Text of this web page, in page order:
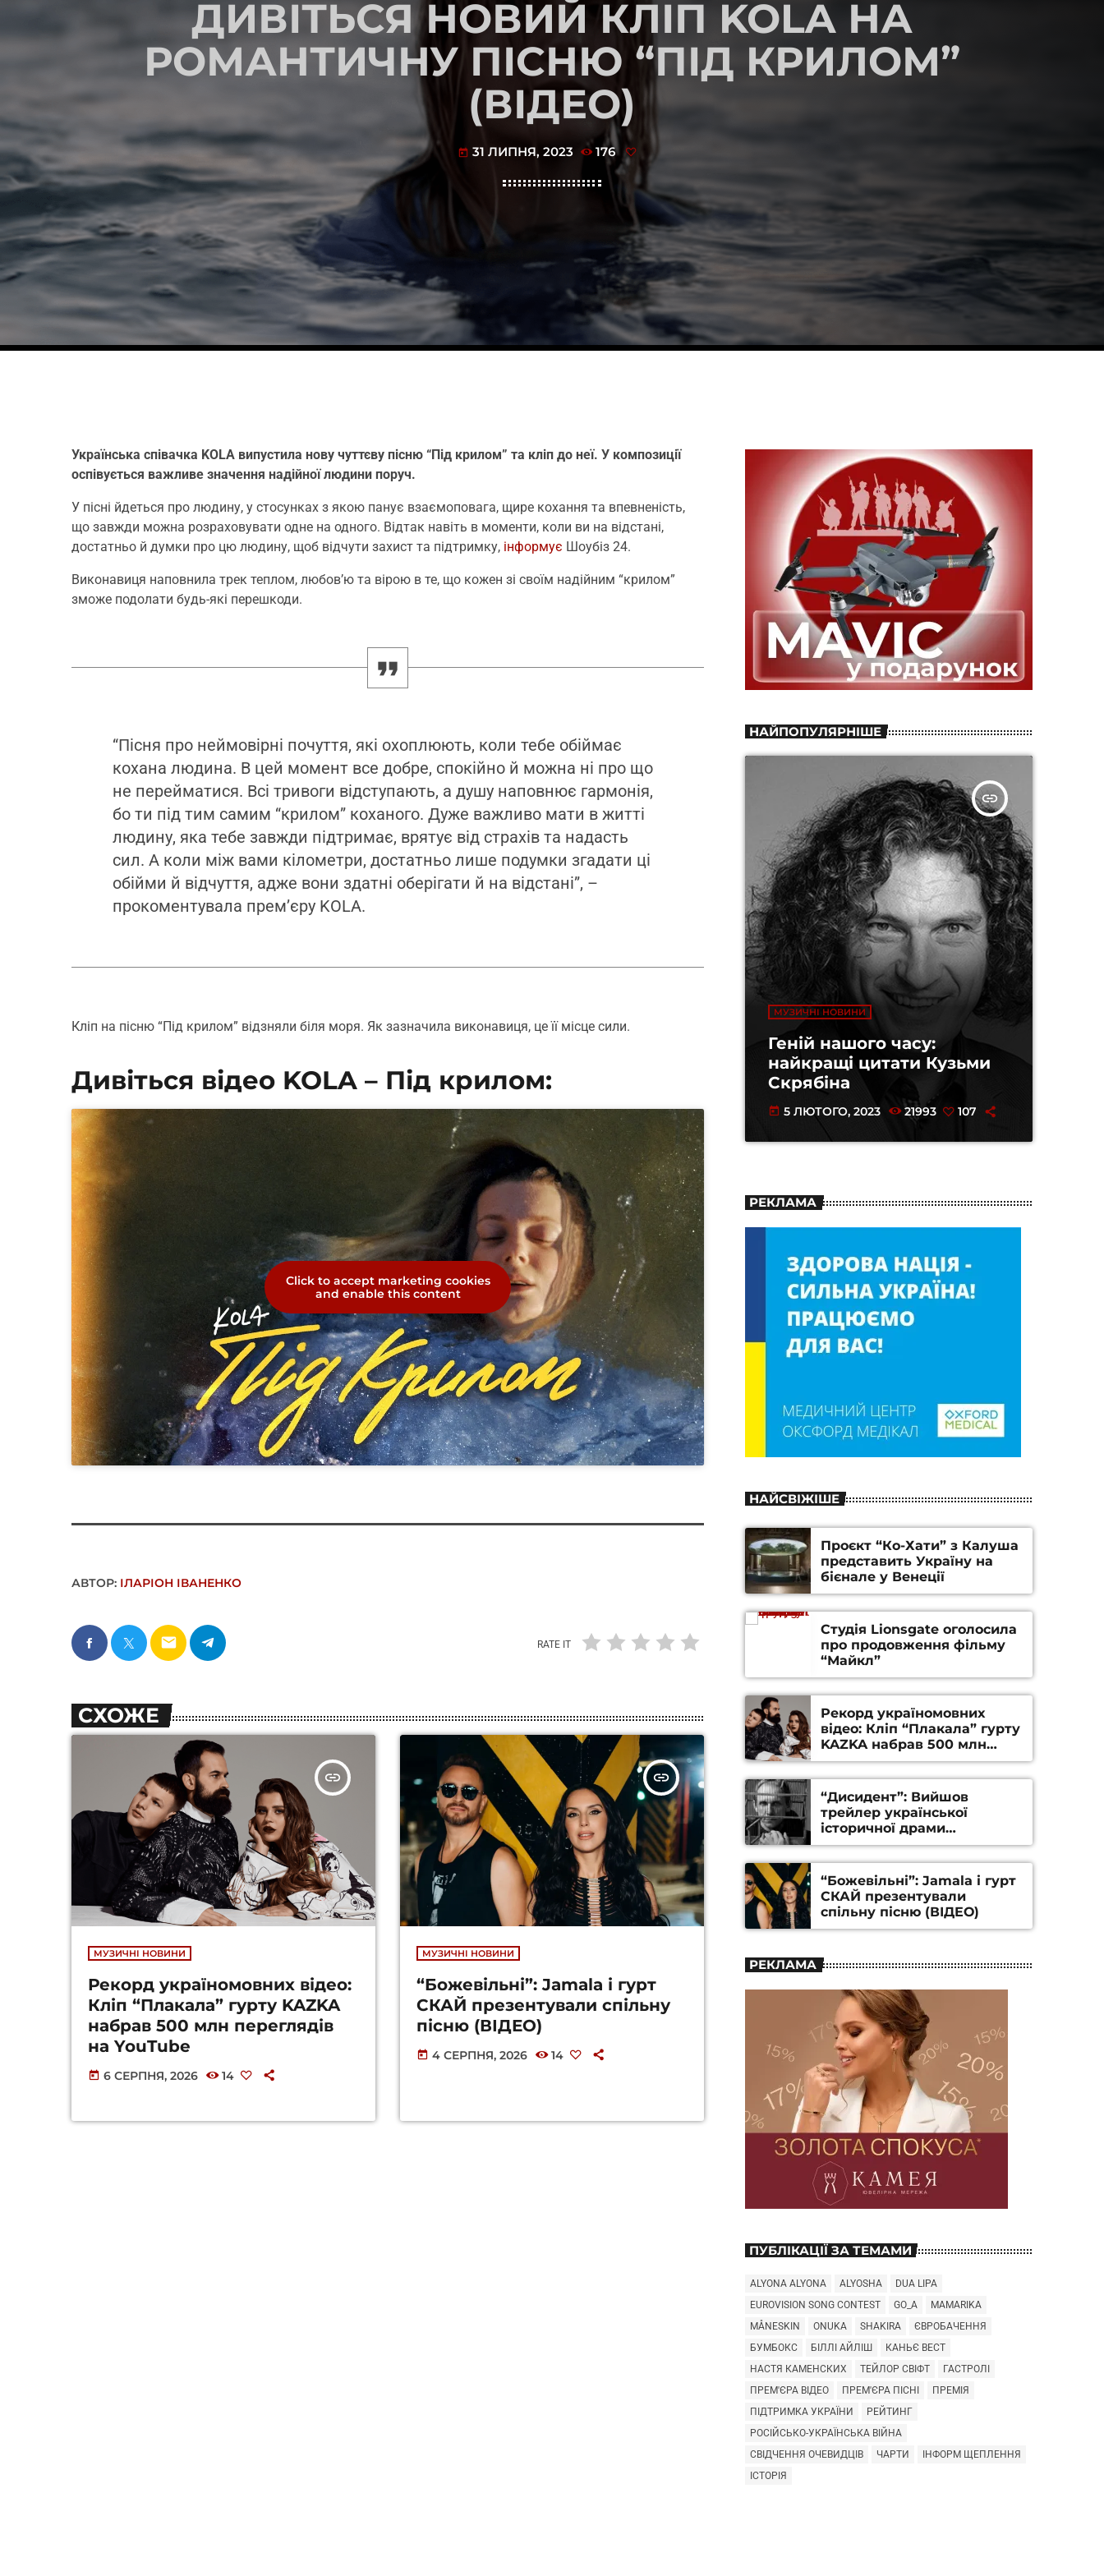
ДИВІТЬСЯ НОВИЙ КЛІП KOLA НА
РОМАНТИЧНУ ПІСНЮ “ПІД КРИЛОМ”
(ВІДЕО)
today 31 ЛИПНЯ, 2023 176
Українська співачка KOLA випустила нову чуттєву пісню “Під крилом” та кліп до неї. У композиції
оспівується важливе значення надійної людини поруч.
У пісні йдеться про людину, у стосунках з якою панує взаємоповага, щире кохання та впевненість,
що завжди можна розраховувати одне на одного. Відтак навіть в моменти, коли ви на відстані,
достатньо й думки про цю людину, щоб відчути захист та підтримку, інформує Шоубіз 24.
Виконавиця наповнила трек теплом, любов’ю та вірою в те, що кожен зі своїм надійним “крилом”
зможе подолати будь-які перешкоди.
“Пісня про неймовірні почуття, які охоплюють, коли тебе обіймає
кохана людина. В цей момент все добре, спокійно й можна ні про що
не перейматися. Всі тривоги відступають, а душу наповнює гармонія,
бо ти під тим самим “крилом” коханого. Дуже важливо мати в житті
людину, яка тебе завжди підтримає, врятує від страхів та надасть
сил. А коли між вами кілометри, достатньо лише подумки згадати ці
обійми й відчуття, адже вони здатні оберігати й на відстані”, –
прокоментувала прем’єру KOLA.
Кліп на пісню “Під крилом” відзняли біля моря. Як зазначила виконавиця, це її місце сили.
Дивіться відео KOLA – Під крилом:
Click to accept marketing cookies
and enable this content
АВТОР: ІЛАРІОН ІВАНЕНКО
email RATE IT
СХОЖЕ
insert_link
МУЗИЧНІ НОВИНИ
Рекорд україномовних відео:
Кліп “Плакала” гурту KAZKA
набрав 500 млн переглядів
на YouTube
today 6 СЕРПНЯ, 2026 14
insert_link
МУЗИЧНІ НОВИНИ
“Божевільні”: Jamala і гурт
СКАЙ презентували спільну
пісню (ВІДЕО)
today 4 СЕРПНЯ, 2026 14
НАЙПОПУЛЯРНІШЕ
insert_link
МУЗИЧНІ НОВИНИ
Геній нашого часу:
найкращі цитати Кузьми
Скрябіна
today 5 ЛЮТОГО, 2023 21993 107
РЕКЛАМА
НАЙСВІЖІШЕ
Проєкт “Ко-Хати” з Калуша
представить Україну на
бієнале у Венеції
Студія Lionsgate оголосила
про продовження фільму
“Майкл”
Рекорд україномовних
відео: Кліп “Плакала” гурту
KAZKA набрав 500 млн
переглядів на YouTube
“Дисидент”: Вийшов
трейлер української
історичної драми
Станіслава Гуренка та
Андрія Алфьорова (ВІДЕО)
“Божевільні”: Jamala і гурт
СКАЙ презентували
спільну пісню (ВІДЕО)
РЕКЛАМА
ПУБЛІКАЦІЇ ЗА ТЕМАМИ
ALYONA ALYONA ALYOSHA
DUA LIPA
EUROVISION SONG CONTEST
GO_A
MAMARIKA
MÅNESKIN
ONUKA SHAKIRA
ЄВРОБАЧЕННЯ
БУМБОКС
БІЛЛІ АЙЛІШ
КАНЬЄ ВЕСТ
НАСТЯ КАМЕНСКИХ
ТЕЙЛОР СВІФТ
ГАСТРОЛІ
ПРЕМ'ЄРА ВІДЕО
ПРЕМ'ЄРА ПІСНІ
ПРЕМІЯ
ПІДТРИМКА УКРАЇНИ
РЕЙТИНГ
РОСІЙСЬКО-УКРАЇНСЬКА ВІЙНА
СВІДЧЕННЯ ОЧЕВИДЦІВ
ЧАРТИ
ІНФОРМ ЩЕПЛЕННЯ
ІСТОРІЯ